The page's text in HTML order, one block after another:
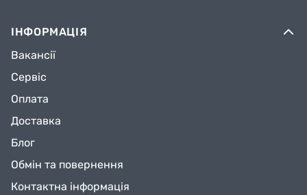
ІНФОРМАЦІЯ
Вакансії
Сервіс
Оплата
Доставка
Блог
Обмін та повернення
Контактна інформація